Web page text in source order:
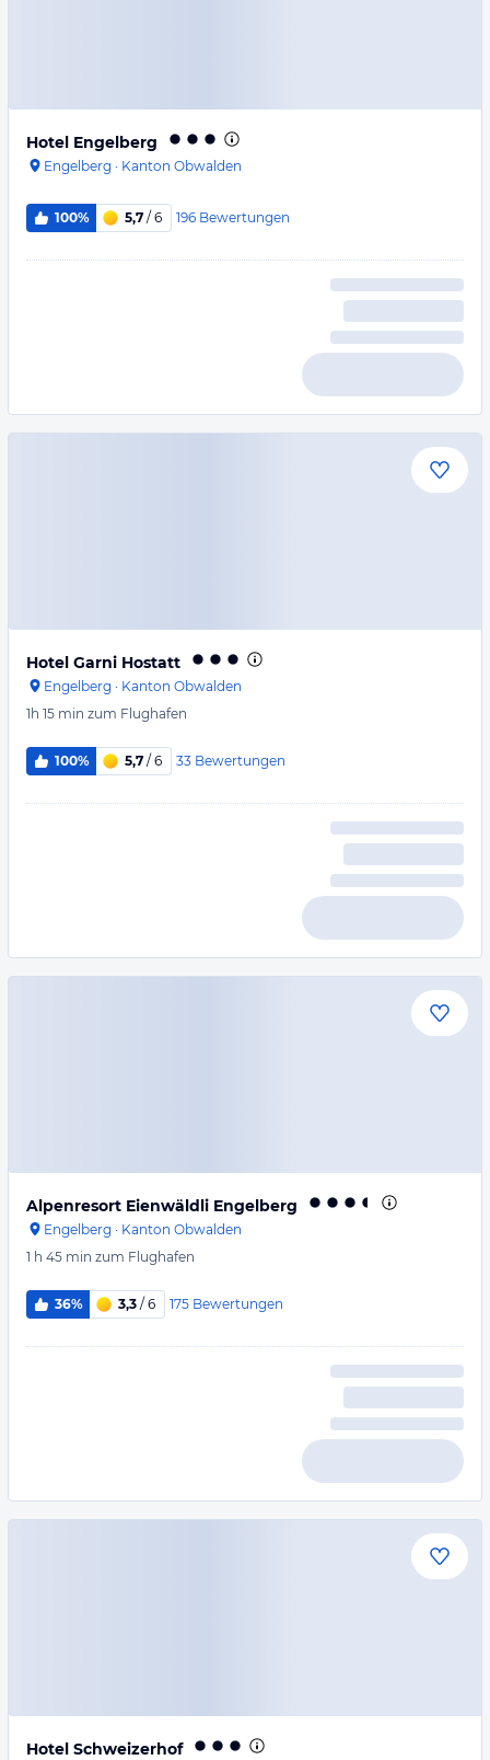
Hotel Engelberg
Engelberg · Kanton Obwalden
100% 5,7 / 6 196 Bewertungen
Hotel Garni Hostatt
Engelberg · Kanton Obwalden
1h 15 min zum Flughafen
100% 5,7 / 6 33 Bewertungen
Alpenresort Eienwäldli Engelberg
Engelberg · Kanton Obwalden
1 h 45 min zum Flughafen
36% 3,3 / 6 175 Bewertungen
Hotel Schweizerhof